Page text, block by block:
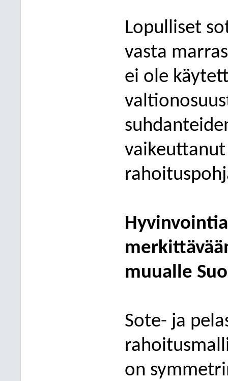
Lopulliset
vasta
ei ole
muualle
Sote- ja
on